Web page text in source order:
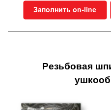
Резьбовая